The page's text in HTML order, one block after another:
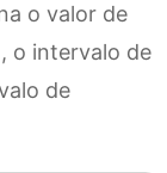
o valor de
o intervalo de
de